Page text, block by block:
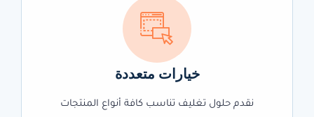
خيارات متعددة
نقدم حلول تغليف تناسب كافة أنواع المنتجات